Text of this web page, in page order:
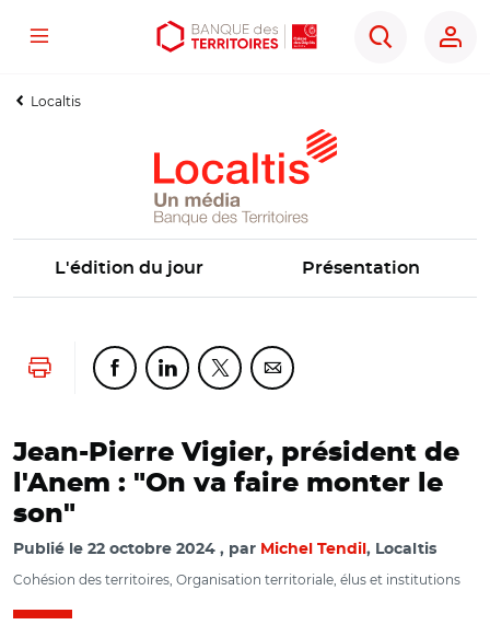
Aller
contenu
Aller
menu
Ouvrir
outils
Menu
Rechercher
Localtis
L'édition du jour Présentation
Lancer l'impressionPartager cette page sur Facebook
Partager cette page sur Linkedin
Partager cette page sur Twitter
Partager cette page sur
Jean-Pierre Vigier, président de
l'Anem : "On va faire monter le
son"
Publié le 22 octobre 2024 par Michel Tendil , Localtis
Cohésion des territoires, Organisation territoriale, élus et institutions